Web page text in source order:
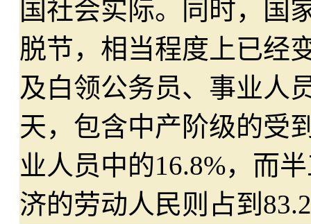
国社会实际。同时，国
脱节，相当程度上已经
及白领公务员、事业人
天，包含中产阶级的受
业人员中的16.8%，而
济的劳动人民则占到